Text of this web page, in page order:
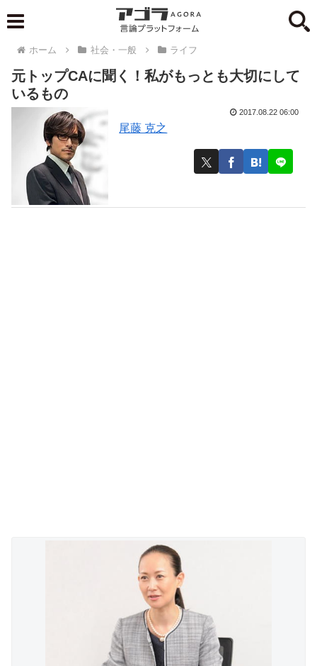
ホーム 社会・一般 ライフ
元トップCAに聞く！私がもっとも大切にして
いるもの
尾藤 克之
2017.08.22 06:00